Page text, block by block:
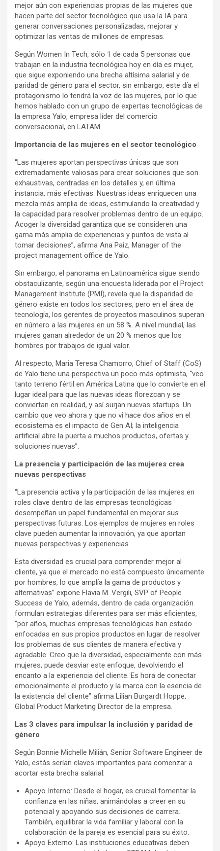
mejor aún con experiencias propias de las mujeres que
hacen parte del sector tecnológico que usa la IA para
generar conversaciones personalizadas, mejorar y
optimizar las ventas de millones de empresas.
Según Women In Tech, sólo 1 de cada 5 personas que
trabajan en la industria tecnológica hoy en día es mujer,
que sigue exponiendo una brecha altísima salarial y de
paridad de género para el sector, sin embargo, este día el
protagonismo lo tendrá la voz de las mujeres, por lo que
hemos hablado con un grupo de expertas tecnológicas de
la empresa Yalo, empresa líder del comercio
conversacional, en LATAM.
Importancia de las mujeres en el sector tecnológico
“Las mujeres aportan perspectivas únicas que son
extremadamente valiosas para crear soluciones que son
exhaustivas, centradas en los detalles y, en última
instancia, más efectivas. Nuestras ideas enriquecen una
mezcla más amplia de ideas, estimulando la creatividad y
la capacidad para resolver problemas dentro de un equipo.
Acoger la diversidad garantiza que se consideren una
gama más amplia de experiencias y puntos de vista al
tomar decisiones”, afirma Ana Paiz, Manager of the
project management office de Yalo.
Sin embargo, el panorama en Latinoamérica sigue siendo
obstaculizante, según una encuesta liderada por el Project
Management Institute (PMI), revela que la disparidad de
género existe en todos los sectores, pero en el área de
tecnología, los gerentes de proyectos masculinos superan
en número a las mujeres en un 58 %. A nivel mundial, las
mujeres ganan alrededor de un 20 % menos que los
hombres por trabajos de igual valor.
Al respecto, Maria Teresa Chamorro, Chief of Staff (CoS)
de Yalo tiene una perspectiva un poco más optimista, “veo
tanto terreno fértil en América Latina que lo convierte en el
lugar ideal para que las nuevas ideas florezcan y se
conviertan en realidad, y así surjan nuevas startups. Un
cambio que veo ahora y que no vi hace dos años en el
ecosistema es el impacto de Gen AI; la inteligencia
artificial abre la puerta a muchos productos, ofertas y
soluciones nuevas”.
La presencia y participación de las mujeres crea
nuevas perspectivas
“La presencia activa y la participación de las mujeres en
roles clave dentro de las empresas tecnológicas
desempeñan un papel fundamental en mejorar sus
perspectivas futuras. Los ejemplos de mujeres en roles
clave pueden aumentar la innovación, ya que aportan
nuevas perspectivas y experiencias.
Esta diversidad es crucial para comprender mejor al
cliente, ya que el mercado no está compuesto únicamente
por hombres, lo que amplía la gama de productos y
alternativas” expone Flavia M. Vergili, SVP of People
Success de Yalo, además, dentro de cada organización
formulan estrategias diferentes para ser más eficientes,
“por años, muchas empresas tecnológicas han estado
enfocadas en sus propios productos en lugar de resolver
los problemas de sus clientes de manera efectiva y
agradable. Creo que la diversidad, especialmente con más
mujeres, puede desviar este enfoque, devolviendo el
encanto a la experiencia del cliente. Es hora de conectar
emocionalmente el producto y la marca con la esencia de
la existencia del cliente” afirma Lilian Burgardt Hoppe,
Global Product Marketing Director de la empresa.
Las 3 claves para impulsar la inclusión y paridad de
género
Según Bonnie Michelle Milián, Senior Software Engineer de
Yalo, estás serían claves importantes para comenzar a
acortar esta brecha salarial:
Apoyo Interno: Desde el hogar, es crucial fomentar la
confianza en las niñas, animándolas a creer en su
potencial y apoyando sus decisiones de carrera.
También, equilibrar la vida familiar y laboral con la
colaboración de la pareja es esencial para su éxito.
Apoyo Externo: Las instituciones educativas deben